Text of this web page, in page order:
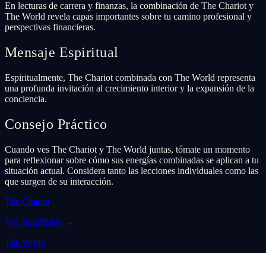
En lecturas de carrera y finanzas, la combinación de The Chariot y
The World revela capas importantes sobre tu camino profesional y
perspectivas financieras.
Mensaje Espiritual
Espiritualmente, The Chariot combinada con The World representa
una profunda invitación al crecimiento interior y la expansión de la
conciencia.
Consejo Práctico
Cuando ves The Chariot y The World juntas, tómate un momento
para reflexionar sobre cómo sus energías combinadas se aplican a tu
situación actual. Considera tanto las lecciones individuales como las
que surgen de su interacción.
The Chariot
Ver Significado →
The World